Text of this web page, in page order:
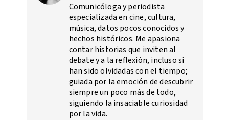
Comunicóloga y periodista
especializada en cine, cultura,
música, datos pocos conocidos y
hechos históricos. Me apasiona
contar historias que inviten al
debate y a la reflexión, incluso si
han sido olvidadas con el tiempo;
guiada por la emoción de descubrir
siempre un poco más de todo,
siguiendo la insaciable curiosidad
por la vida.